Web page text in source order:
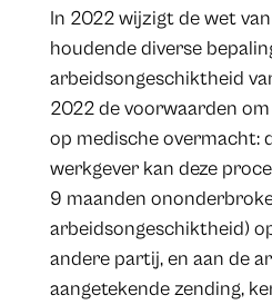
In 2022 wijzigt de wet
houdende diverse
arbeidsongeschiktheid
2022 de voorwaarden
op medische overmacht:
werkgever kan deze
9 maanden
arbeidsongeschiktheid)
andere partij, en aan de
aangetekende zending,